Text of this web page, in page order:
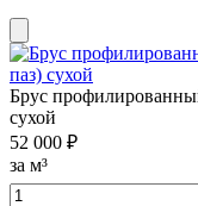
Брус
сухой
52 000 ₽
за м³